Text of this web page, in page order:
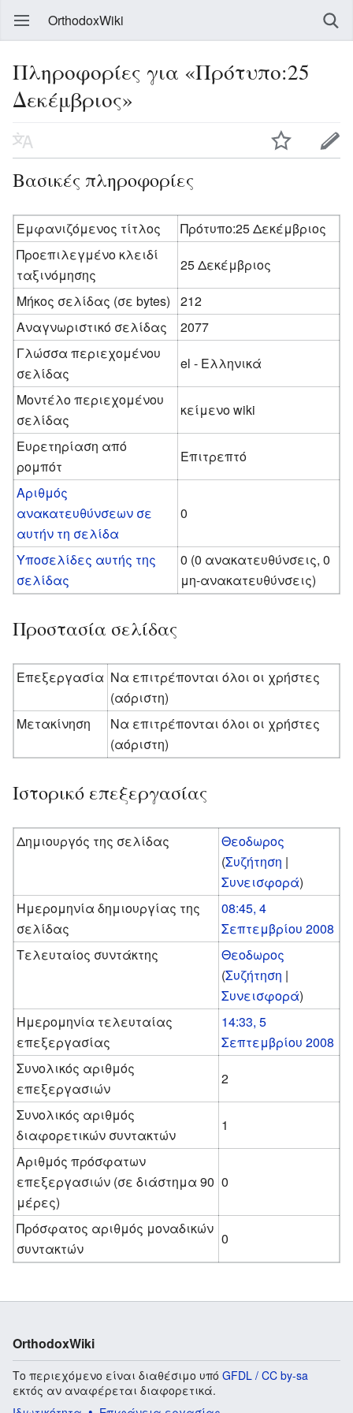
OrthodoxWiki
Πληροφορίες για «Πρότυπο:25
Δεκέμβριος»
Βασικές πληροφορίες
Εμφανιζόμενος τίτλος
Πρότυπο:25 Δεκέμβριος
Προεπιλεγμένο κλειδί
ταξινόμησης
25 Δεκέμβριος
Μήκος σελίδας (σε bytes)
212
Αναγνωριστικό σελίδας
2077
Γλώσσα περιεχομένου
σελίδας
el - Ελληνικά
Μοντέλο περιεχομένου
σελίδας
κείμενο wiki
Ευρετηρίαση από
ρομπότ
Επιτρεπτό
Αριθμός
ανακατευθύνσεων σε
αυτήν τη σελίδα
0
Υποσελίδες αυτής της
σελίδας
0 (0 ανακατευθύνσεις, 0
μη-ανακατευθύνσεις)
Προστασία σελίδας
Επεξεργασία Να επιτρέπονται όλοι οι χρήστες
(αόριστη)
Μετακίνηση
Να επιτρέπονται όλοι οι χρήστες
(αόριστη)
Ιστορικό επεξεργασίας
Δημιουργός της σελίδας
Θεοδωρος
(Συζήτηση |
Συνεισφορά)
Ημερομηνία δημιουργίας της
σελίδας
08:45, 4
Σεπτεμβρίου 2008
Τελευταίος συντάκτης
Θεοδωρος
(Συζήτηση |
Συνεισφορά)
Ημερομηνία τελευταίας
επεξεργασίας
14:33, 5
Σεπτεμβρίου 2008
Συνολικός αριθμός
επεξεργασιών
2
Συνολικός αριθμός
διαφορετικών συντακτών
1
Αριθμός πρόσφατων
επεξεργασιών (σε διάστημα 90
μέρες)
0
Πρόσφατος αριθμός μοναδικών
συντακτών
0
OrthodoxWiki
Το περιεχόμενο είναι διαθέσιμο υπό GFDL / CC by-sa
εκτός αν αναφέρεται διαφορετικά.